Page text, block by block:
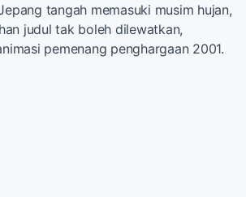
tangah memasuki musim hujan,
judul tak boleh dilewatkan,
pemenang penghargaan 2001.